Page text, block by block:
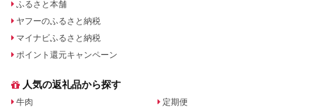
ふるさと本舗
ヤフーのふるさと納税
マイナビふるさと納税
ポイント還元キャンペーン
人気の返礼品から探す
牛肉
定期便